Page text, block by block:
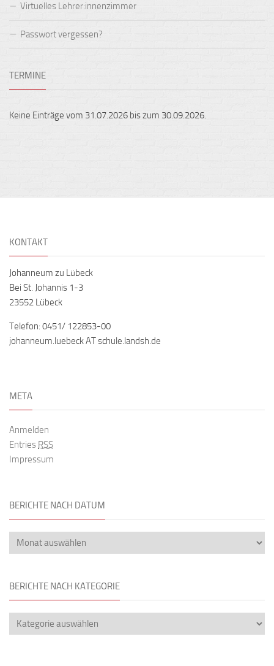
Virtuelles Lehrer:innenzimmer
Passwort vergessen?
TERMINE
Keine Einträge vom 31.07.2026 bis zum 30.09.2026.
KONTAKT
Johanneum zu Lübeck
Bei St. Johannis 1-3
23552 Lübeck
Telefon: 0451/ 122853-00
johanneum.luebeck AT schule.landsh.de
META
Anmelden
Entries RSS
Impressum
BERICHTE NACH DATUM
BERICHTE NACH KATEGORIE